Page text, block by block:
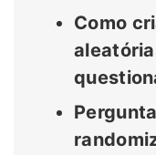
Como